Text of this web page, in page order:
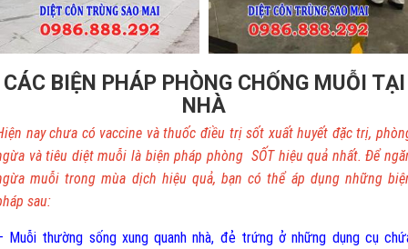
CÁC BIỆN PHÁP PHÒNG CHỐNG MUỖI TẠI
NHÀ
nay chưa có vaccine và thuốc điều trị sốt xuất huyết đặc trị,
và tiêu diệt muỗi là biện pháp phòng SỐT hiệu quả nhất. Để
muỗi trong mùa dịch hiệu quả, bạn có thể áp dụng những
sau:
Muỗi thường sống xung quanh nhà, đẻ trứng ở những dụng cụ